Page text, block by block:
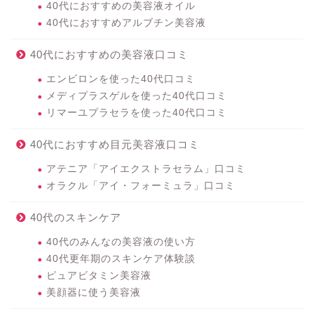
40代におすすめの美容液オイル
40代におすすめアルブチン美容液
40代におすすめの美容液口コミ
エンビロンを使った40代口コミ
メディプラスゲルを使った40代口コミ
リマーユプラセラを使った40代口コミ
40代におすすめ目元美容液口コミ
アテニア「アイエクストラセラム」口コミ
オラクル「アイ・フォーミュラ」口コミ
40代のスキンケア
40代のみんなの美容液の使い方
40代更年期のスキンケア体験談
ピュアビタミン美容液
美顔器に使う美容液